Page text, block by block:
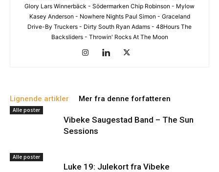
Glory Lars Winnerbäck - Södermarken Chip Robinson - Mylow
Kasey Anderson - Nowhere Nights Paul Simon - Graceland
Drive-By Truckers - Dirty South Ryan Adams - 48Hours The
Backsliders - Throwin' Rocks At The Moon
Lignende artikler Mer fra denne forfatteren
Alle poster
Vibeke Saugestad Band – The Sun
Sessions
Alle poster
Luke 19: Julekort fra Vibeke